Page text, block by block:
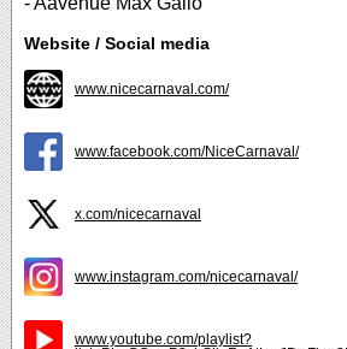
Website / Social media
www.nicecarnaval.com/
www.facebook.com/NiceCarnaval/
x.com/nicecarnaval
www.instagram.com/nicecarnaval/
www.youtube.com/playlist?